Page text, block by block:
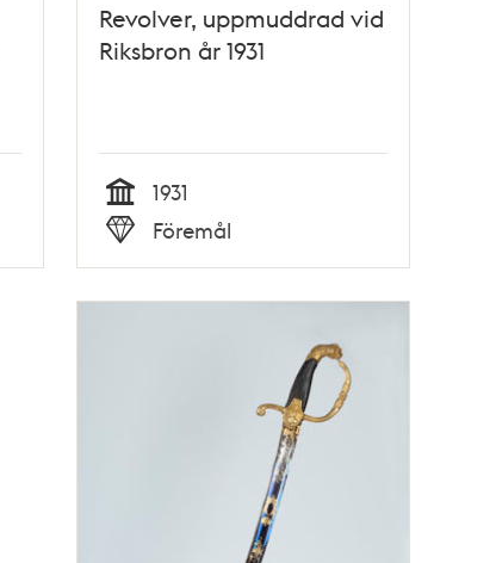
Revolver, uppmuddrad vid
Riksbron år 1931
Tid
1931
Typ
Föremål